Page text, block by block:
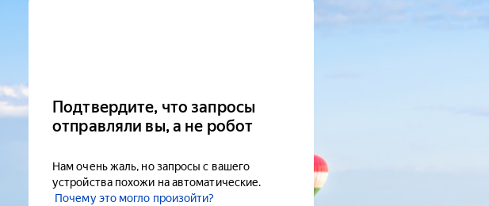
Подтвердите, что запросы
отправляли вы, а не робот
Нам очень жаль, но запросы с вашего
устройства похожи на автоматические.
Почему это могло произойти?